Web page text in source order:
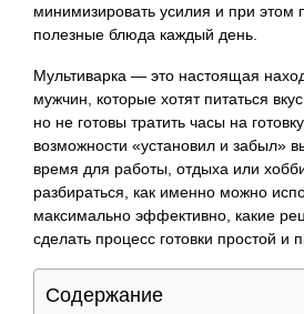
минимизировать усилия и при этом
полезные блюда каждый день.
Мультиварка — это настоящая
мужчин, которые хотят питаться
но не готовы тратить часы на
возможности «установил и забыл»
время для работы, отдыха или
разбираться, как именно можно
максимально эффективно, какие
сделать процесс готовки простой и
Содержание